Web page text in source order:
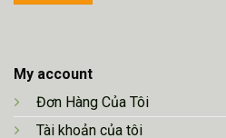
My account
Đơn Hàng Của Tôi
Tài khoản của tôi